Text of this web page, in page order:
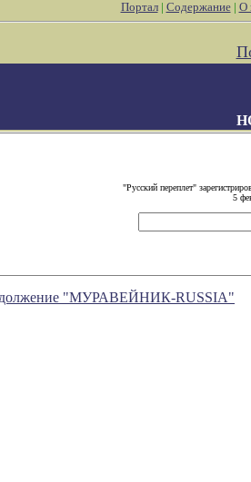
Портал| Содержание| О
"Русский переплет"
5
"МУРАВЕЙНИК-RUSSIA"